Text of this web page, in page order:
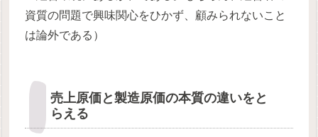
資質の問題で興味関心をひかず、顧みられないこと
は論外である）
売上原価と製造原価の本質の違いをと
らえる